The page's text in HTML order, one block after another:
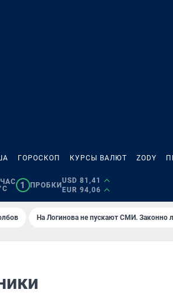
ГОРОСКОП КУРСЫ ВАЛЮТ ZODY
1 ПРОБКИ
USD 81,41
EUR 94,06
На Логинова не пускают СМИ. Законно